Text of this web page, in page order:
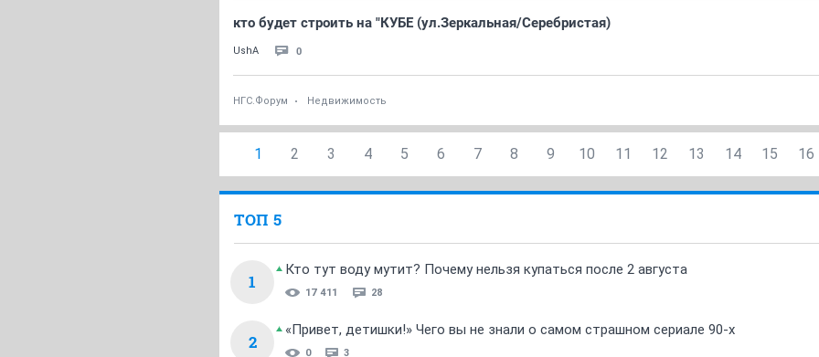
кто будет строить на "КУБЕ (ул.Зеркальная/Серебристая)
UshA 0
НГС.Форум Недвижимость
1 2 3 4 5 6 7 8 9 10 11 12 13 14 15 16
ТОП 5
1
Кто тут воду мутит? Почему нельзя купаться после 2 августа
17 411 28
2
«Привет, детишки!» Чего вы не знали о самом страшном сериале 90-х
0 3